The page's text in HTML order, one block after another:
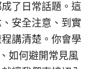
了日常話題。這
安全注意、到實
講清楚。你會學
如何避開常見風